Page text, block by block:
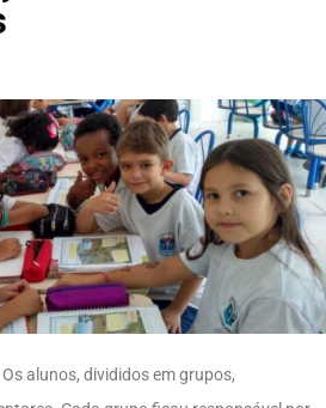
alunos, divididos em grupos,